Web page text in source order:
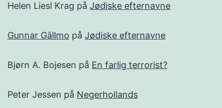
Helen Liesl Krag på Jødiske efternavne
Gunnar Gällmo på Jødiske efternavne
Bjørn A. Bojesen på En farlig terrorist?
Peter Jessen på Negerhollands